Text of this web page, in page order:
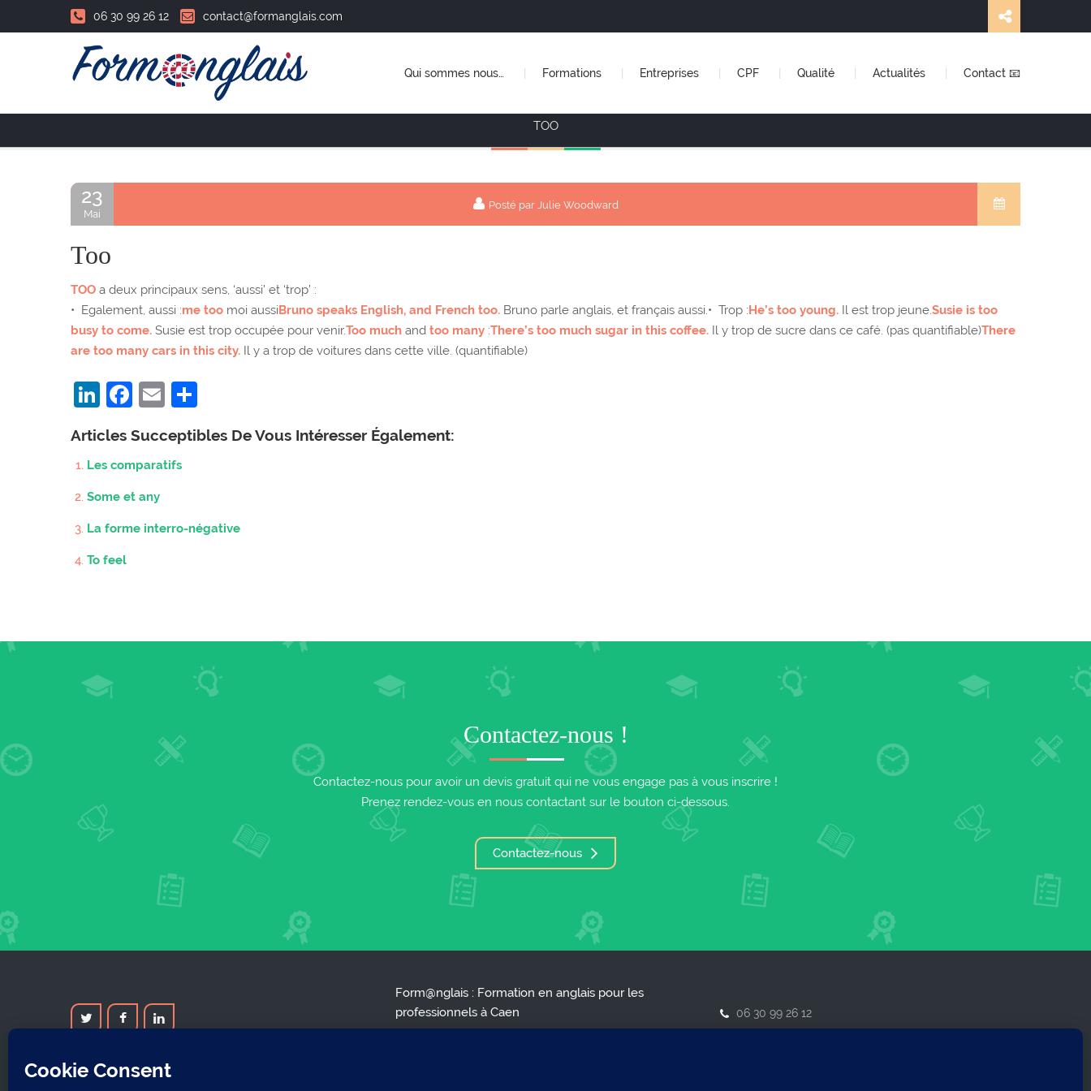
06 30 99 26 12 contact@formanglais.com
Qui sommes nous… Formations Entreprises CPF Qualité Actualités Contact 📧
TOO
23
Mai
Posté par Julie Woodward
Too
TOO a deux principaux sens, ‘aussi’ et ‘trop’ :
• Egalement, aussi :me too moi aussiBruno speaks English, and French too. Bruno parle anglais, et français aussi.• Trop :He’s too young. Il est trop jeune.Susie is too
busy to come. Susie est trop occupée pour venir.Too much and too many :There’s too much sugar in this coffee. Il y trop de sucre dans ce café. (pas quantifiable)There
are too many cars in this city. Il y a trop de voitures dans cette ville. (quantifiable)
LinkedIn
Facebook
Email
Articles Succeptibles De Vous Intéresser Également:
Les comparatifs
Some et any
La forme interro-négative
To feel
Contactez-nous !
Contactez-nous pour avoir un devis gratuit qui ne vous engage pas à vous inscrire !
Prenez rendez-vous en nous contactant sur le bouton ci-dessous.
Contactez-nous
Form@nglais : Formation en anglais pour les
professionnels à Caen
06 30 99 26 12